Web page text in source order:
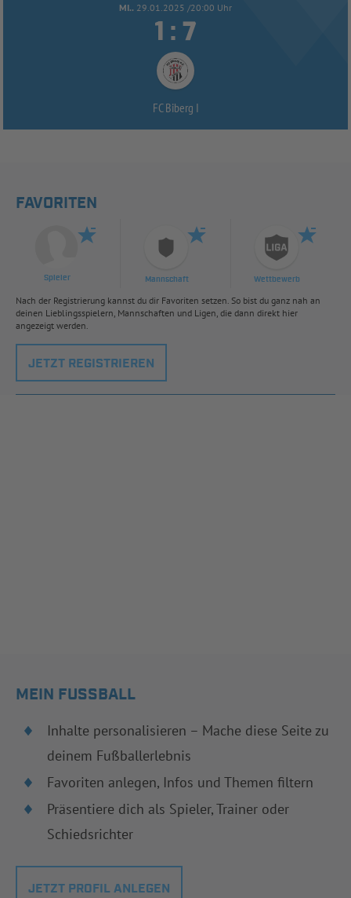
MI.. 29.01.2025 /20:00 Uhr
 : 
FC Biberg I
FAVORITEN
Spieler Mannschaft Wettbewerb
Nach der Registrierung kannst du dir Favoriten setzen. So bist du ganz nah an
deinen Lieblingsspielern, Mannschaften und Ligen, die dann direkt hier
angezeigt werden.
JETZT REGISTRIEREN
MEIN FUSSBALL
Inhalte personalisieren – Mache diese Seite zu
deinem Fußballerlebnis
Favoriten anlegen, Infos und Themen filtern
Präsentiere dich als Spieler, Trainer oder
Schiedsrichter
JETZT PROFIL ANLEGEN